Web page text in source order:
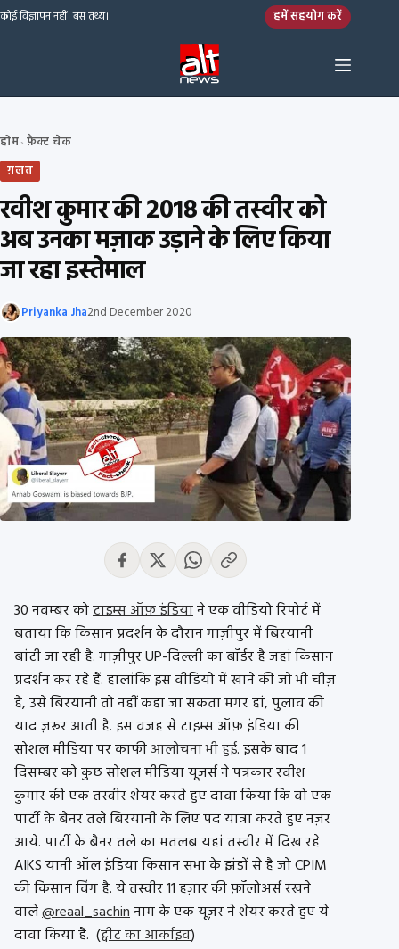
Skip to content
कोई विज्ञापन नहीं। बस तथ्य। हमें सहयोग करें
होम› फ़ैक्ट चेक
ग़लत
रवीश कुमार की 2018 की तस्वीर को
अब उनका मज़ाक उड़ाने के लिए किया
जा रहा इस्तेमाल
Priyanka Jha2nd December 2020
30 नवम्बर कोटाइम्स ऑफ़ इंडियाने एक वीडियो रिपोर्ट में
बताया कि किसान प्रदर्शन के दौरान गाज़ीपुर में बिरयानी
बांटी जा रही है. गाज़ीपुर UP-दिल्ली का बॉर्डर है जहां किसान
प्रदर्शन कर रहे हैं. हालांकि इस वीडियो में खाने की जो भी चीज़
है, उसे बिरयानी तो नहीं कहा जा सकता मगर हां, पुलाव की
याद ज़रूर आती है. इस वजह से टाइम्स ऑफ़ इंडिया की
सोशल मीडिया पर काफीआलोचना भी हुई. इसके बाद 1
दिसम्बर को कुछ सोशल मीडिया यूज़र्स ने पत्रकार रवीश
कुमार की एक तस्वीर शेयर करते हुए दावा किया कि वो एक
पार्टी के बैनर तले बिरयानी के लिए पद यात्रा करते हुए नज़र
आये. पार्टी के बैनर तले का मतलब यहां तस्वीर में दिख रहे
AIKS यानी ऑल इंडिया किसान सभा के झंडों से है जो CPIM
की किसान विंग है. ये तस्वीर 11 हज़ार की फ़ॉलोअर्स रखने
वाले@reaal_sachinनाम के एक यूज़र ने शेयर करते हुए ये
दावा किया है. (ट्वीट का आर्काइव)